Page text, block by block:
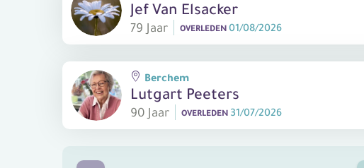
Jef Van Elsacker
79 Jaar OVERLEDEN 01/08/2026
Lutgart Peeters
90 Jaar
Berchem
OVERLEDEN 31/07/2026